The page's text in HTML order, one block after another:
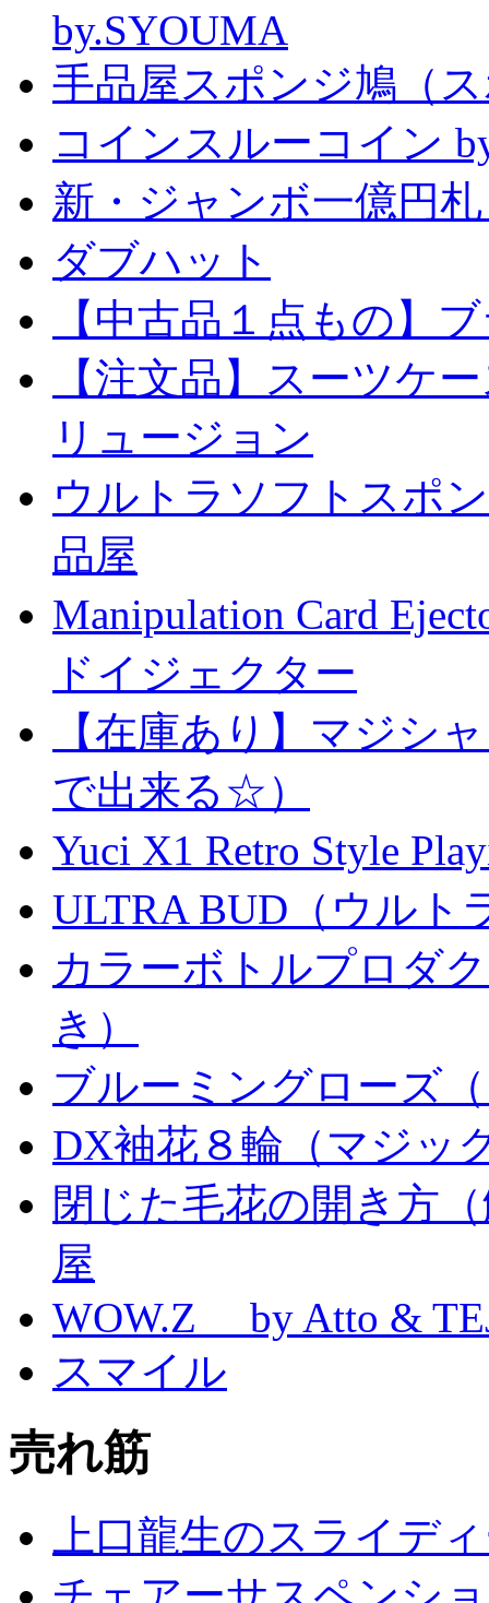
by.SYOUMA
手品屋スポンジ鳩（
コインスルーコイン
新・ジャンボ一億円
ダブハット
【中古品１点もの】
【注文品】スーツケ
リュージョン
ウルトラソフトスポ
品屋
Manipulation Card
ドイジェクター
【在庫あり】マジシ
で出来る☆）
Yuci X1 Retro Style
ULTRA BUD（ウルト
カラーボトルプロダ
き）
ブルーミングローズ
DX袖花８輪（マジッ
閉じた毛花の開き方
屋
WOW.Z by Atto &
スマイル
売れ筋
上口龍生のスライデ